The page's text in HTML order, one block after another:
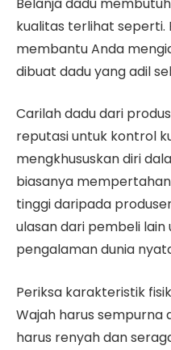
kualitas terlihat
membantu Anda
dibuat dadu yang adil
Carilah dadu dari
reputasi untuk kontrol
mengkhususkan diri
biasanya
tinggi daripada
ulasan dari pembeli
pengalaman dunia
Periksa karakteristik
Wajah harus sempurna
harus renyah dan